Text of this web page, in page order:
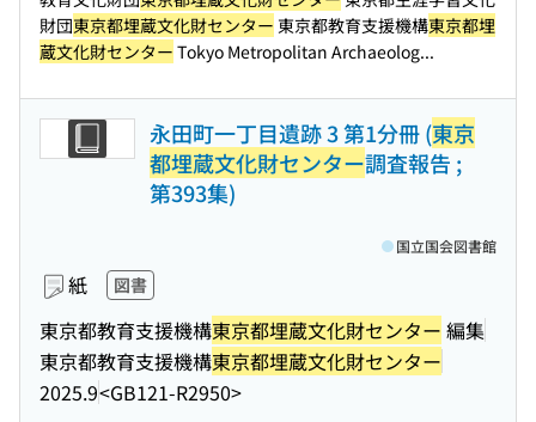
財団東京都埋蔵文化財センター 東京都教育支援機構東京都埋
蔵文化財センター Tokyo Metropolitan Archaeolog...
永田町一丁目遺跡 3 第1分冊 (東京
都埋蔵文化財センター調査報告 ;
第393集)
紙 図書
東京都教育支援機構東京都埋蔵文化財センター 編集
東京都教育支援機構東京都埋蔵文化財センター
2025.9<GB121-R2950>
国立国会図書館